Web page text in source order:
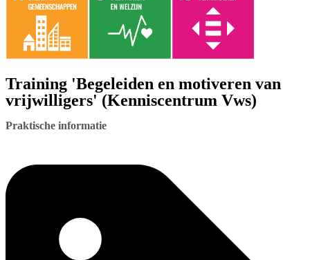
Training 'Begeleiden en motiveren van
vrijwilligers' (Kenniscentrum Vws)
Praktische informatie